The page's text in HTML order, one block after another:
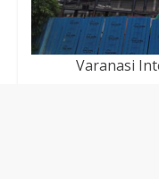
Varanasi